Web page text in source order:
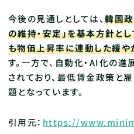
今後の見通しとしては、韓国
の維持・安定」を基本方針と
も物価上昇率に連動した緩
す。一方で、自動化・AI化の
されており、最低賃金政策と
題となっています。
引用元： https://